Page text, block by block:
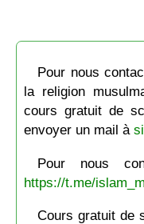
Pour nous
la religion
cours gratuit de
envoyer un mail à
Pour nous
https://t.me/
Cours gratuit de